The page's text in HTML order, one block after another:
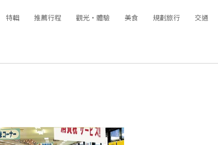
特輯 推薦行程 觀光‧體驗 美食 規劃旅行 交通